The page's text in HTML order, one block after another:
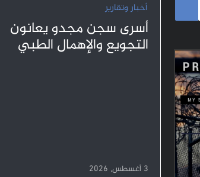
أخبار وتقارير
أسرى سجن مجدو يعانون
التجويع والإهمال الطبي
3 أغسطس, 2026